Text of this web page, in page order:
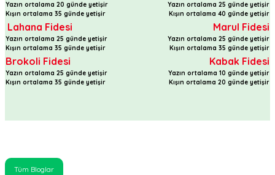
Yazın ortalama 20 günde yetişir
Kışın ortalama 35 günde yetişir
Yazın ortalama 25 günde yetişir
Kışın ortalama 40 günde yetişir
Lahana Fidesi
Yazın ortalama 25 günde yetişir
Kışın ortalama 35 günde yetişir
Marul Fidesi
Yazın ortalama 25 günde yetişir
Kışın ortalama 35 günde yetişir
Brokoli Fidesi
Yazın ortalama 25 günde yetişir
Kışın ortalama 35 günde yetişir
Kabak Fidesi
Yazın ortalama 10 günde yetişir
Kışın ortalama 20 günde yetişir
Tüm Bloglar